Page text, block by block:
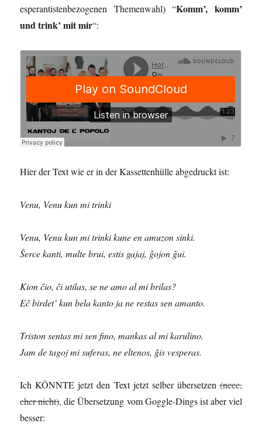
esperantistenbezogenen Themenwahl) “Komm’, komm’
und trink’ mit mir“:
Hier der Text wie er in der Kassettenhülle abgedruckt ist:
Venu, Venu kun mi trinki
Venu, Venu kun mi trinki kune en amuzon sinki.
Ŝerce kanti, multe brui, estis gajaj, ĝojon ĝui.
Kion ĉio, ĉi utilas, se ne amo al mi brilas?
Eĉ birdet’ kun bela kanto ja ne restas sen amanto.
Triston sentas mi sen fino, mankas al mi karulino.
Jam de tagoj mi suferas, ne eltenos, ĝis vesperas.
Ich KÖNNTE jetzt den Text jetzt selber übersetzen(neee,
eher nicht), die Übersetzung vom Goggle-Dings ist aber viel
besser: